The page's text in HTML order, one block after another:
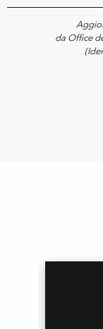
da Office